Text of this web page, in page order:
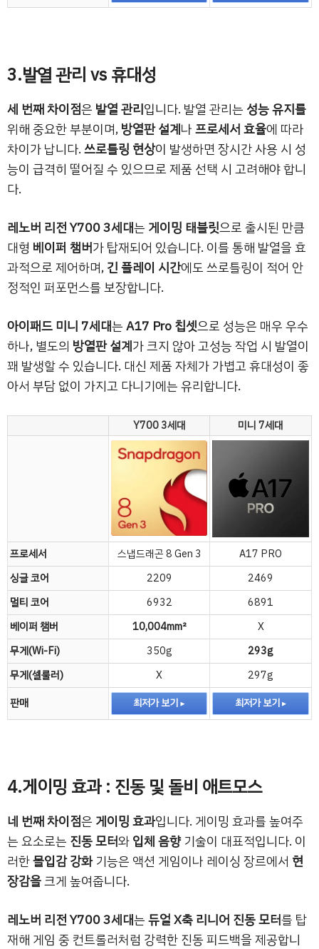
3.발열 관리 vs 휴대성
세 번째 차이점은 발열 관리입니다. 발열 관리는 성능 유지를
위해 중요한 부분이며,방열판 설계나프로세서 효율에 따라
차이가 납니다.쓰로틀링 현상이 발생하면 장시간 사용 시 성
능이 급격히 떨어질 수 있으므로 제품 선택 시 고려해야 합니
다.
레노버 리전 Y700 3세대는 게이밍 태블릿으로 출시된 만큼
대형 베이퍼 챔버가 탑재되어 있습니다. 이를 통해 발열을 효
과적으로 제어하며,긴 플레이 시간에도 쓰로틀링이 적어 안
정적인 퍼포먼스를 보장합니다.
아이패드 미니 7세대는A17 Pro 칩셋으로 성능은 매우 우수
하나, 별도의 방열판 설계가 크지 않아 고성능 작업 시 발열이
꽤 발생할 수 있습니다. 대신 제품 자체가 가볍고 휴대성이 좋
아서 부담 없이 가지고 다니기에는 유리합니다.
Y700 3세대 미니 7세대
프로세서 스냅드래곤 8 Gen 3
A17 PRO
싱글 코어
2209
2469
멀티 코어
6932
6891
베이퍼 챔버
10,004mm²
X
무게(Wi-Fi)
350g
293g
무게(셀룰러)
X
297g
판매
최저가 보기 최저가 보기
4.게이밍 효과 : 진동 및 돌비 애트모스
네 번째 차이점은 게이밍 효과입니다. 게이밍 효과를 높여주
는 요소로는 진동 모터와입체 음향기술이 대표적입니다. 이
러한몰입감 강화기능은 액션 게임이나 레이싱 장르에서 현
장감을크게 높여줍니다.
레노버 리전 Y700 3세대는듀얼 X축 리니어 진동 모터를 탑
재해 게임 중 컨트롤러처럼 강력한 진동 피드백을 제공합니